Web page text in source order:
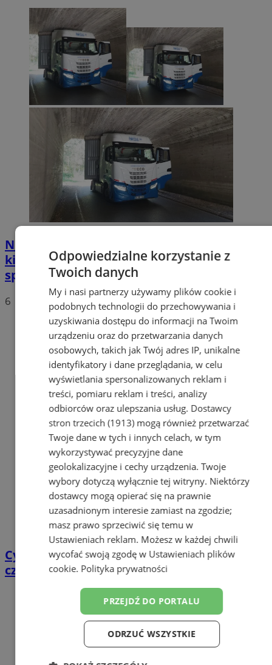
Nietypowa akcja w Zabrzu. Turecki
kierowca ciężarówki nie mógł wydostać się
spod wiaduktów
6
Cyfrowy przegląd przedtrasowy: co mówią
czujniki TPMS i diagnostyka pokładowa?
Odpowiedzialne korzystanie z
Twoich danych
My i nasi partnerzy używamy plików cookie i
podobnych technologii do przechowywania i
uzyskiwania dostępu do informacji na Twoim
urządzeniu oraz do przetwarzania danych
osobowych, takich jak Twój adres IP, unikalne
identyfikatory i dane przeglądania, w celu
wyświetlania spersonalizowanych reklam i
treści, pomiaru reklam i treści, analizy
odbiorców oraz ulepszania usług. Dostawcy
stron trzecich (1913)mogą również przetwarzać
Twoje dane w tych i innych celach, w tym
wykorzystywać precyzyjne dane
geolokalizacyjne i cechy urządzenia. Twoje
wybory dotyczą wyłącznie tej witryny. Niektórzy
dostawcy mogą opierać się na prawnie
uzasadnionym interesie zamiast na zgodzie;
masz prawo sprzeciwić się temu w
Ustawieniach reklam. Możesz w każdej chwili
wycofać swoją zgodę w Ustawieniach plików
cookie. Polityka prywatności
PRZEJDŹ DO PORTALU
ODRZUĆ WSZYSTKIE